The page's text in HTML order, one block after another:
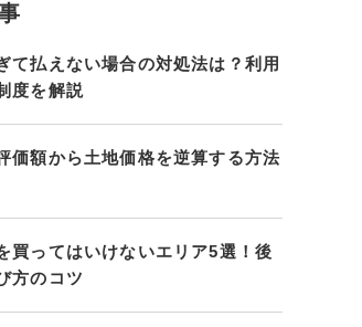
て払えない場合の対処法は？利用
度を解説
価額から土地価格を逆算する方法
買ってはいけないエリア5選！後
方のコツ